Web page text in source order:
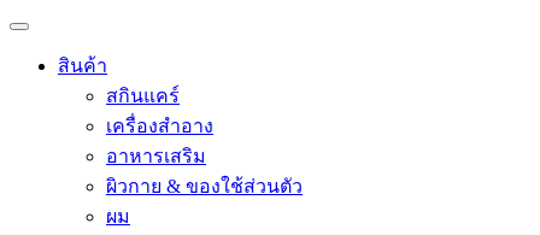
สินค้า
สกินแคร์
เครื่องสำอาง
อาหารเสริม
ผิวกาย & ของใช้ส่วนตัว
ผม